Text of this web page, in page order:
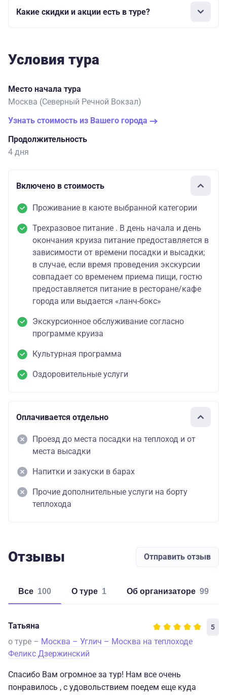
Какие скидки и акции есть в туре?
Условия тура
Место начала тура
Москва (Северный Речной Вокзал)
Узнать стоимость из Вашего города
Продолжительность
4 дня
Включено в стоимость
Проживание в каюте выбранной категории
Трехразовое питание . В день начала и день
окончания круиза питание предоставляется в
зависимости от времени посадки и высадки;
в случае, если время проведения экскурсии
совпадает со временем приема пищи, гостю
предоставляется питание в ресторане/кафе
города или выдается «ланч-бокс»
Экскурсионное обслуживание согласно
программе круиза
Культурная программа
Оздоровительные услуги
Оплачивается отдельно
Проезд до места посадки на теплоход и от
места высадки
Напитки и закуски в барах
Прочие дополнительные услуги на борту
теплохода
Отзывы Отправить отзыв
Все 100 о туре 1 об организаторе 99
Татьяна 5
о туре – Москва – Углич – Москва на теплоходе
Феликс Дзержинский
Спасибо Вам огромное за тур! Нам все очень
понравилось , с удовольствием поедем еще куда